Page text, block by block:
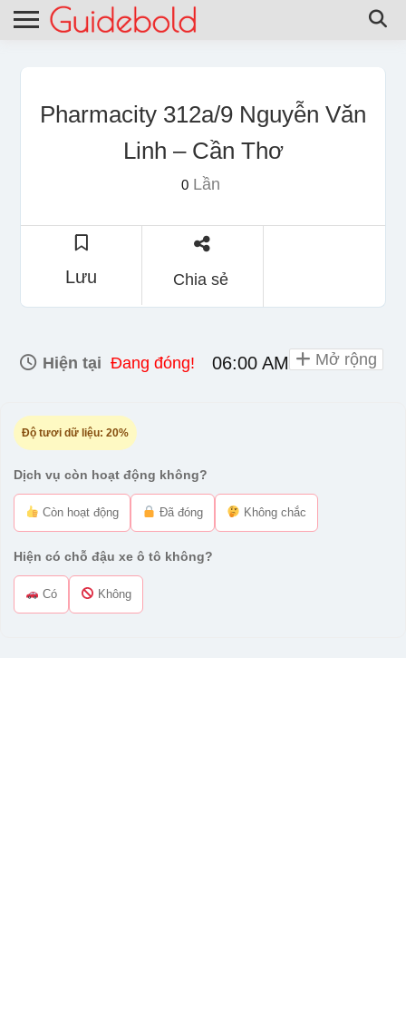
Pharmacity 312a/9 Nguyễn Văn
Linh – Cần Thơ
0Lần
Lưu Chia sẻ
Hiện tại Đang đóng! 06:00 AM - 11:30 PM
Độ tươi dữ liệu: 20%
Dịch vụ còn hoạt động không?
Còn hoạt động Đã đóng Không chắc
Hiện có chỗ đậu xe ô tô không?
Có Không
Mở rộng